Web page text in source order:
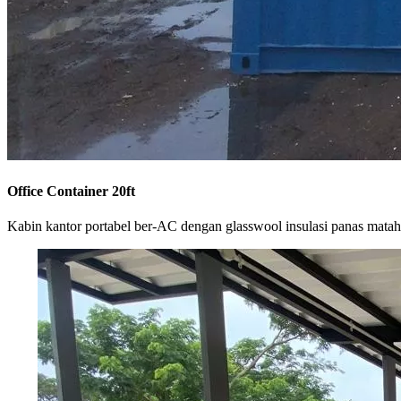
Office Container 20ft
Kabin kantor portabel ber-AC dengan glasswool insulasi panas